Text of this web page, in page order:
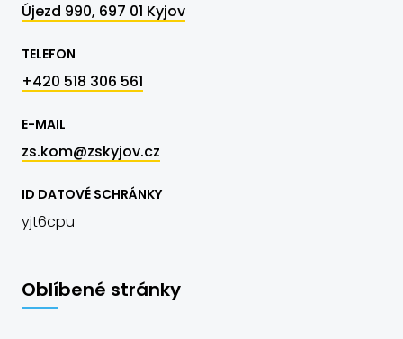
Újezd 990, 697 01 Kyjov
TELEFON
+420 518 306 561
E-MAIL
zs.kom@zskyjov.cz
ID DATOVÉ SCHRÁNKY
yjt6cpu
Oblíbené stránky